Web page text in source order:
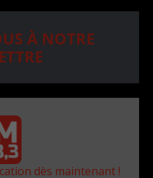
À NOTRE
dès maintenant !